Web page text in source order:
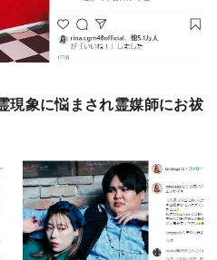
現象に悩まされ霊媒師にお祓